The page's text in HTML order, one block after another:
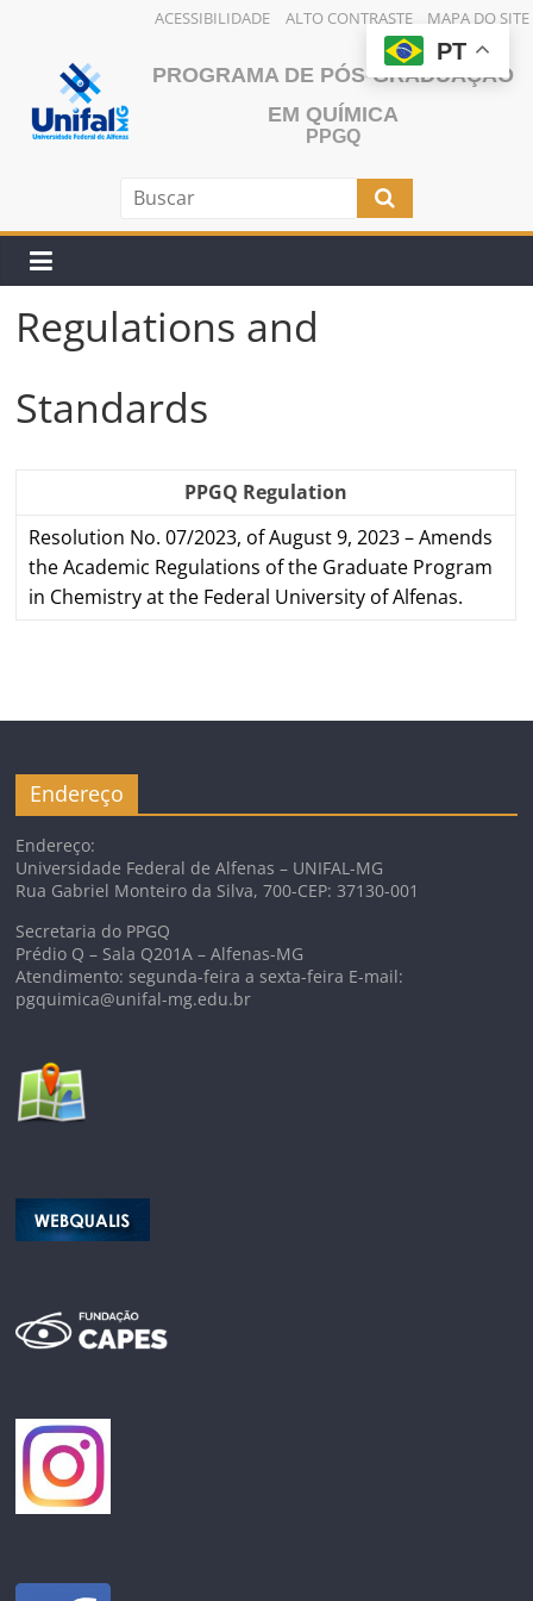
ACESSIBILIDADE ALTO CONTRASTE MAPA DO SITE
content
PROGRAMA DE PÓS-GRADUAÇÃO
EM QUÍMICA
PPGQ
Regulations and
Standards
PPGQ Regulation
Resolution No. 07/2023, of August 9, 2023 – Amends
the Academic Regulations of the Graduate Program
in Chemistry at the Federal University of Alfenas.
Endereço
Endereço:
Universidade Federal de Alfenas – UNIFAL-MG
Rua Gabriel Monteiro da Silva, 700-CEP: 37130-001
Secretaria do PPGQ
Prédio Q – Sala Q201A – Alfenas-MG
Atendimento: segunda-feira a sexta-feira E-mail:
pgquimica@unifal-mg.edu.br
PT